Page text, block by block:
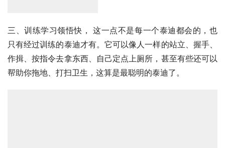
三、训练学习领悟快， 这一点不是每一个泰迪都会的，也
只有经过训练的泰迪才有。它可以像人一样的站立、握手、
作揖、按指令去拿东西、自己定点上厕所，甚至有些还可以
帮助你拖地、打扫卫生，这算是最聪明的泰迪了。